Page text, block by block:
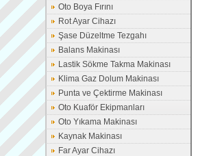
Oto Boya Fırını
Rot Ayar Cihazı
Şase Düzeltme Tezgahı
Balans Makinası
Lastik Sökme Takma Makinası
Klima Gaz Dolum Makinası
Punta ve Çektirme Makinası
Oto Kuaför Ekipmanları
Oto Yıkama Makinası
Kaynak Makinası
Far Ayar Cihazı